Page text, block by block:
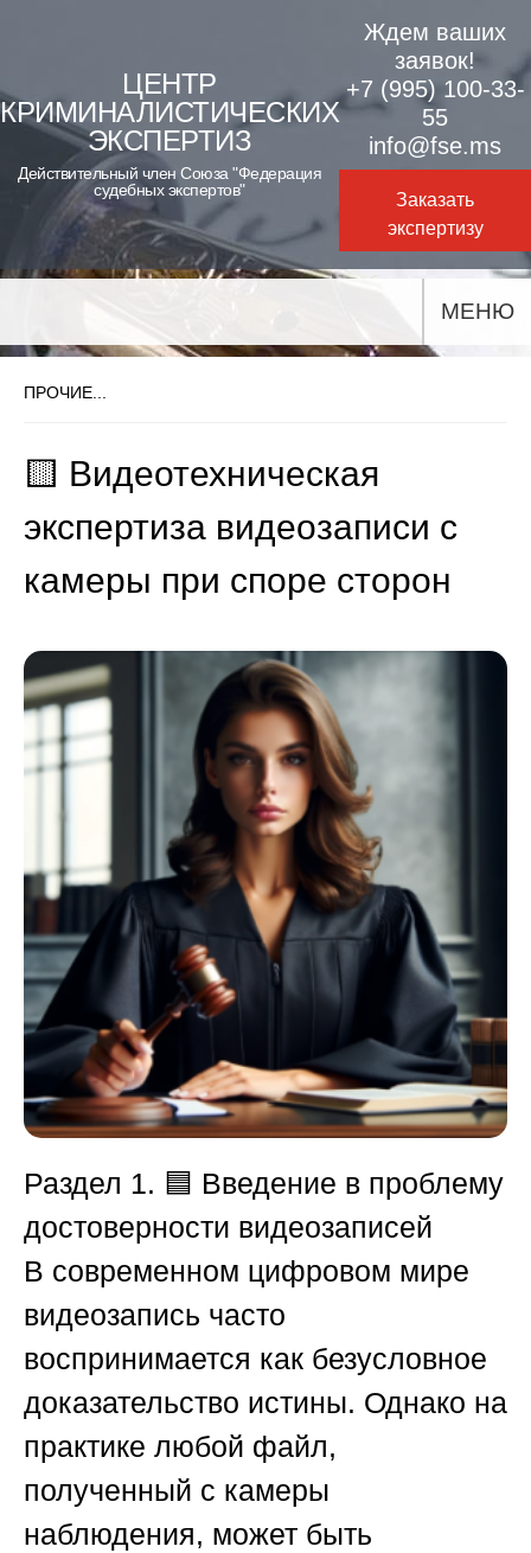
content
ЦЕНТР
КРИМИНАЛИСТИЧЕСКИХ
ЭКСПЕРТИЗ
Действительный член Союза "Федерация
судебных экспертов"
Ждем ваших
заявок!
+7 (995) 100-33-
55
info@fse.ms
Заказать
экспертизу
МЕНЮ
ПРОЧИЕ...
🟨 Видеотехническая
экспертиза видеозаписи с
камеры при споре сторон
Раздел 1. 🟦 Введение в проблему
достоверности видеозаписей
В современном цифровом мире
видеозапись часто
воспринимается как безусловное
доказательство истины. Однако на
практике любой файл,
полученный с камеры
наблюдения, может быть